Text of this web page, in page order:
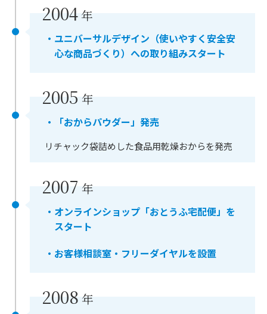
2004年
・ユニバーサルデザイン（使いやすく安全安
心な商品づくり）への取り組みスタート
2005 年
・「おからパウダー」発売
リチャック袋詰めした食品用乾燥おからを発売
2007 年
・オンラインショップ「おとうふ宅配便」を
スタート
・お客様相談室・フリーダイヤルを設置
2008 年